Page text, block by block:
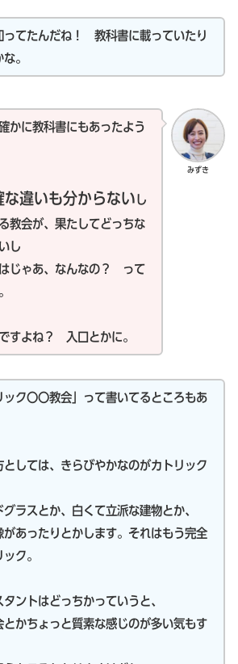
ってたんだね！ 教科書に載っていたり
。
みずき
かに教科書にもあったよう
な違いも分からないし
教会が、果たしてどっちな
し
じゃあ、なんなの？ って
すよね？ 入口とかに。
ック〇〇教会」って書いてるところもあ
としては、きらびやかなのがカトリック
グラスとか、白くて立派な建物とか、
があったりとかします。それはもう完全
ク。
タントはどっちかっていうと、
とかちょっと質素な感じのが多い気もす